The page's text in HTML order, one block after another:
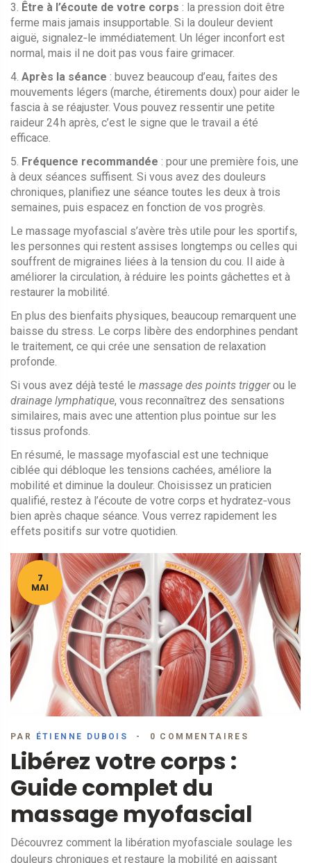
3. Être à l’écoute de votre corps : la pression doit être
ferme mais jamais insupportable. Si la douleur devient
aiguë, signalez‑le immédiatement. Un léger inconfort est
normal, mais il ne doit pas vous faire grimacer.
4. Après la séance : buvez beaucoup d’eau, faites des
mouvements légers (marche, étirements doux) pour aider le
fascia à se réajuster. Vous pouvez ressentir une petite
raideur 24 h après, c’est le signe que le travail a été
efficace.
5. Fréquence recommandée : pour une première fois, une
à deux séances suffisent. Si vous avez des douleurs
chroniques, planifiez une séance toutes les deux à trois
semaines, puis espacez en fonction de vos progrès.
Le massage myofascial s’avère très utile pour les sportifs,
les personnes qui restent assises longtemps ou celles qui
souffrent de migraines liées à la tension du cou. Il aide à
améliorer la circulation, à réduire les points gâchettes et à
restaurer la mobilité.
En plus des bienfaits physiques, beaucoup remarquent une
baisse du stress. Le corps libère des endorphines pendant
le traitement, ce qui crée une sensation de relaxation
profonde.
Si vous avez déjà testé le massage des points triggerou le
drainage lymphatique, vous reconnaîtrez des sensations
similaires, mais avec une attention plus pointue sur les
tissus profonds.
En résumé, le massage myofascial est une technique
ciblée qui débloque les tensions cachées, améliore la
mobilité et diminue la douleur. Choisissez un praticien
qualifié, restez à l’écoute de votre corps et hydratez‑vous
bien après chaque séance. Vous verrez rapidement les
effets positifs sur votre quotidien.
7
MAI
PAR ÉTIENNE DUBOIS 0 COMMENTAIRES
Libérez votre corps :
Guide complet du
massage myofascial
Découvrez comment la libération myofasciale soulage les
douleurs chroniques et restaure la mobilité en agissant